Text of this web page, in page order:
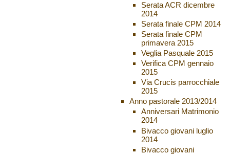
Serata ACR dicembre
2014
Serata finale CPM 2014
Serata finale CPM
primavera 2015
Veglia Pasquale 2015
Verifica CPM gennaio
2015
Via Crucis parrocchiale
2015
Anno pastorale 2013/2014
Anniversari Matrimonio
2014
Bivacco giovani luglio
2014
Bivacco giovani